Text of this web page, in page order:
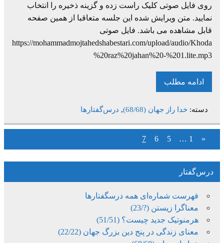
روی فایل صوتی کلیک راست زده و گزینه ذخیره را انتخاب
نمایید. متن ویرایش شده این جلسه متعاقبا از همین صفحه
قابل مشاهده می باشد. فایل صوتی
https://mohammadmojtahedshabestari.com/upload/audio/Khoda
%20raz%20jahan%20-%201.lite.mp3
ادامه مطلب
دسته: خدا راز جهان (68/68) , درس‌گفتارها
«
1
…
5
6
7
درس‌گفتار
فهرست شماره‌ای همه درسگفتارها
معناگرا زیستن (?/23)
هرمنوتیک جدید چیست؟ (51/51)
معنای زندگی در پنج دین بزرگ جهان (22/22)